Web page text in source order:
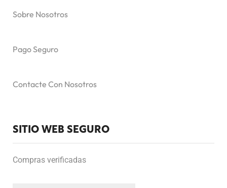
Sobre Nosotros
Pago Seguro
Contacte Con Nosotros
SITIO WEB SEGURO
Compras verificadas